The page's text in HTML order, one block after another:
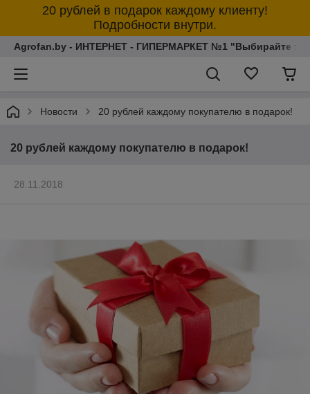
20 рублей в подарок каждому клиенту!
Подробности внутри.
Agrofan.by - ИНТЕРНЕТ - ГИПЕРМАРКЕТ №1 "Выбирайте
Новости 20 рублей каждому покупателю в подарок!
20 рублей каждому покупателю в подарок!
28.11.2018